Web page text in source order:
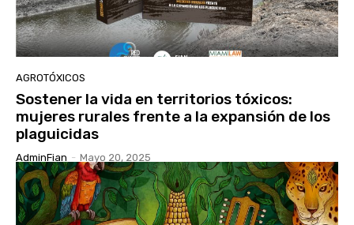
AGROTÓXICOS
Sostener la vida en territorios tóxicos:
mujeres rurales frente a la expansión de los
plaguicidas
AdminFian - Mayo 20, 2025